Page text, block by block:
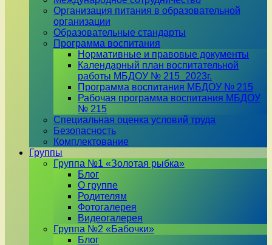
Организация питания в образовательной
организации
Образовательные стандарты
Программа воспитания
Нормативные и правовые документы
Календарный план воспитательной
работы МБДОУ № 215_2023г.
Программа воспитания МБДОУ № 215
Рабочая программа воспитания МБДОУ
№ 215
Специальная оценка условий труда
Безопасность
Комплектование
Группы
Группа №1 «Золотая рыбка»
Блог
О группе
Родителям
Фотогалерея
Видеогалерея
Группа №2 «Бабочки»
Блог